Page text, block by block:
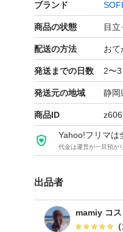
ブランド
商品の状態 目
配送の方法 おて
発送までの日数 2〜
発送元の地域 静岡
商品ID
Yahoo!フリマは
代金は運営が一旦預か
出品者
mamiy コス
（
ね！
ね！